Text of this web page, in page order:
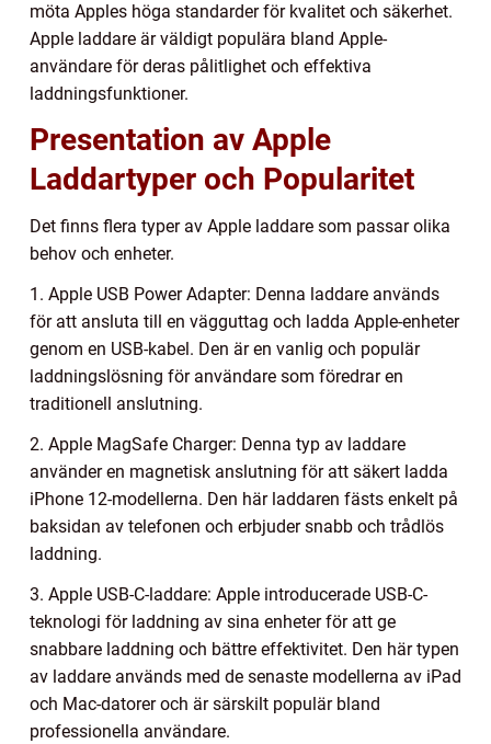
möta Apples höga standarder för kvalitet och säkerhet.
Apple laddare är väldigt populära bland Apple-
användare för deras pålitlighet och effektiva
laddningsfunktioner.
Presentation av Apple
Laddartyper och Popularitet
Det finns flera typer av Apple laddare som passar olika
behov och enheter.
1. Apple USB Power Adapter: Denna laddare används
för att ansluta till en vägguttag och ladda Apple-enheter
genom en USB-kabel. Den är en vanlig och populär
laddningslösning för användare som föredrar en
traditionell anslutning.
2. Apple MagSafe Charger: Denna typ av laddare
använder en magnetisk anslutning för att säkert ladda
iPhone 12-modellerna. Den här laddaren fästs enkelt på
baksidan av telefonen och erbjuder snabb och trådlös
laddning.
3. Apple USB-C-laddare: Apple introducerade USB-C-
teknologi för laddning av sina enheter för att ge
snabbare laddning och bättre effektivitet. Den här typen
av laddare används med de senaste modellerna av iPad
och Mac-datorer och är särskilt populär bland
professionella användare.